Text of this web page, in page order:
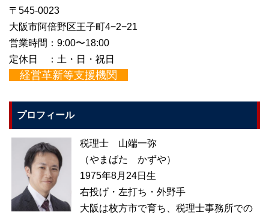
〒545-0023
大阪市阿倍野区王子町4−2−21
営業時間：9:00〜18:00
定休日 ：土・日・祝日
経営革新等支援機関
プロフィール
税理士 山端一弥
（やまばた かずや）
1975年8月24日生
右投げ・左打ち・外野手
大阪は枚方市で育ち、税理士事務所での